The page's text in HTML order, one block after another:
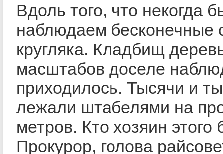
Вдоль того, что некогда
наблюдаем бесконечные
кругляка. Кладбищ
масштабов доселе
приходилось. Тысячи и
лежали штабелями на
метров. Кто хозяин этого
Прокурор, голова